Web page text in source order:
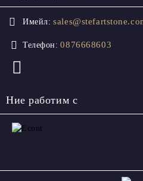
Имейл:
Телефон: 0876668603
Ние работим с